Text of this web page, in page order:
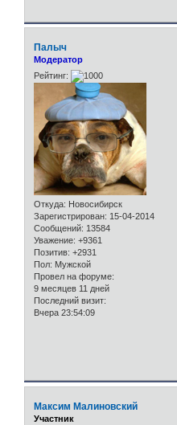
Палыч
Модератор
Рейтинг:
Откуда: Новосибирск
Зарегистрирован: 15-04-2014
Сообщений: 13584
Уважение: +9361
Позитив: +2931
Пол: Мужской
Провел на форуме:
9 месяцев 11 дней
Последний визит:
Вчера 23:54:09
Максим Малиновский
Участник